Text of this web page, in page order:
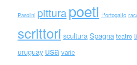
Pasolini pitturapoeti Portogallo
scrittori scultura Spagna teatro
uruguay usa varie